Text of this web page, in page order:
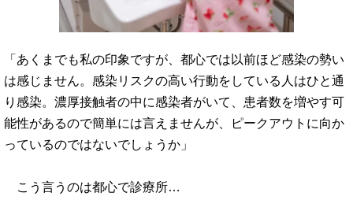
「あくまでも私の印象ですが、都心では以前ほど感染の勢い
は感じません。感染リスクの高い行動をしている人はひと通
り感染。濃厚接触者の中に感染者がいて、患者数を増やす可
能性があるので簡単には言えませんが、ピークアウトに向か
っているのではないでしょうか」
こう言うのは都心で診療所…